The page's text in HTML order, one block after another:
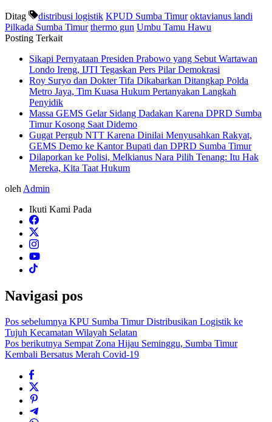
Ditag distribusi logistik KPUD Sumba Timur oktavianus landi
Pilkada Sumba Timur thermo gun Umbu Tamu Hawu
Posting Terkait
Sikapi Pernyataan Presiden Prabowo yang Sebut Wartawan
Londo Ireng, IJTI Tegaskan Pers Pilar Demokrasi
Roy Suryo dan Dokter Tifa Dikabarkan Ditangkap Polda
Metro Jaya, Tim Kuasa Hukum Pertanyakan Langkah
Penyidik
Massa GEMS Gelar Sidang Dadakan Karena DPRD Sumba
Timur Kosong Saat Didemo
Gugat Pergub NTT Karena Dinilai Menyusahkan Rakyat,
GEMS Demo ke Kantor Bupati dan DPRD Sumba Timur
Dilaporkan ke Polisi, Melkianus Nara Pilih Tenang: Itu Hak
Mereka, Kita Taat Hukum
oleh Admin
Ikuti Kami Pada
Navigasi pos
Pos sebelumnya KPU Sumba Timur Distribusikan Logistik ke
Tujuh Kecamatan Wilayah Selatan
Pos berikutnya Sempat Zona Hijau Seminggu, Sumba Timur
Kembali Bersatus Merah Covid-19